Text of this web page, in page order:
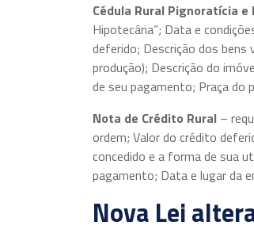
Cédula Rural Pignoratícia e
Hipotecária”; Data e
deferido; Descrição dos bens
produção); Descrição do
de seu pagamento; Praça do
Nota de Crédito Rural –
ordem; Valor do crédito
concedido e a forma de sua
pagamento; Data e lugar da
Nova Lei